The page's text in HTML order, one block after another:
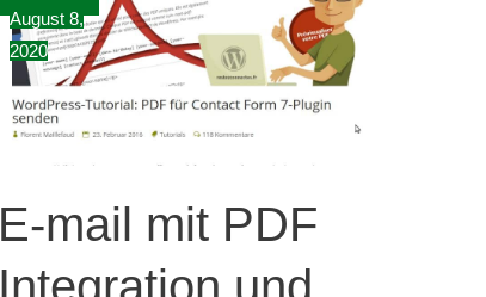
August 8,
2020
E-mail mit PDF
Integration und